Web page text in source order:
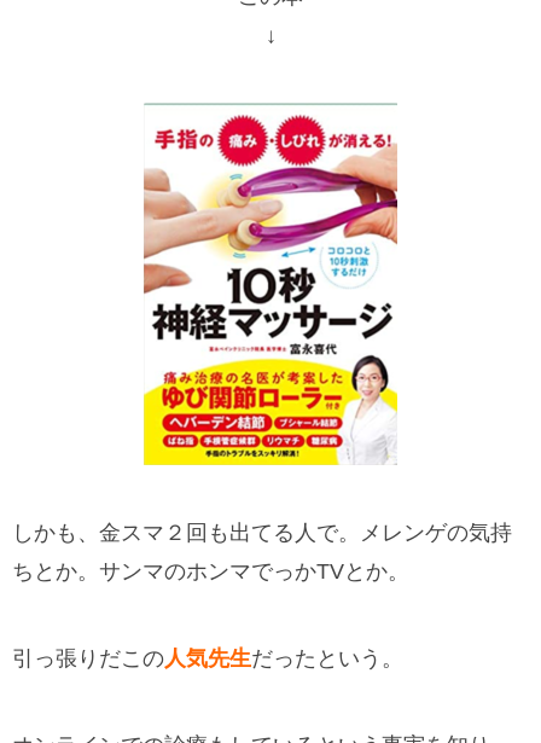
↓
しかも、金スマ２回も出てる人で。メレンゲの気持
ちとか。サンマのホンマでっかTVとか。
引っ張りだこの人気先生だったという。